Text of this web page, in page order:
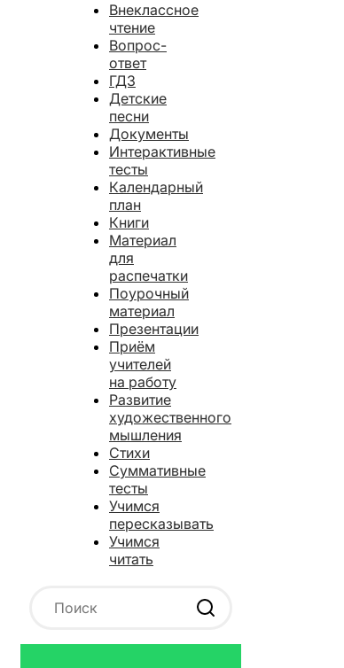
Внеклассное
чтение
Вопрос-
ответ
ГДЗ
Детские
песни
Документы
Интерактивные
тесты
Календарный
план
Книги
Материал
для
распечатки
Поурочный
материал
Презентации
Приём
учителей
на работу
Развитие
художественного
мышления
Стихи
Суммативные
тесты
Учимся
пересказывать
Учимся
читать